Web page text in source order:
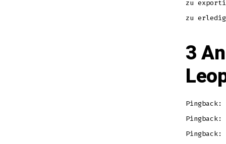
zu
zu
3
Pingback:
Pingback:
Pingback: